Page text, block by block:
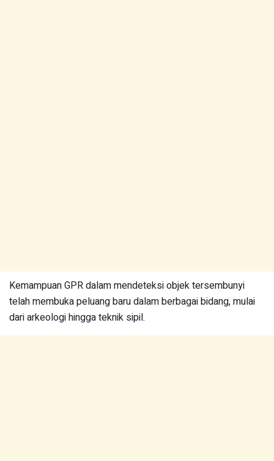
Kemampuan GPR dalam mendeteksi objek tersembunyi
telah membuka peluang baru dalam berbagai bidang, mulai
dari arkeologi hingga teknik sipil.